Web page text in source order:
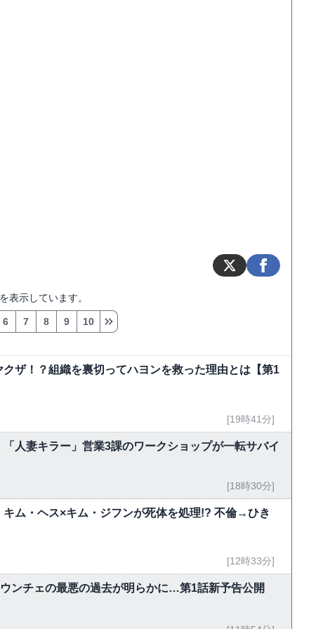
表示しています。
6 7 8 9 10
ザ！？組織を裏切ってハヨンを救った理由とは【第1
[19時41分]
人妻キラー」営業3課のワークショップが一転サバイ
[18時30分]
キム・ヘス×キム・ジフンが死体を処理!? 不倫→ひき
[12時33分]
ンチェの最悪の過去が明らかに…第1話新予告公開